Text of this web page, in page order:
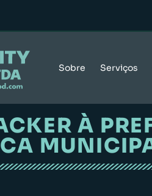
Sobre Serviços
À